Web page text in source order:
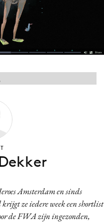
Amsterdam en sinds
ze iedere week een shortlist
de FWA zijn ingezonden,